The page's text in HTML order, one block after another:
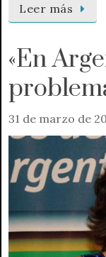
Leer más
«En
31 de marzo de